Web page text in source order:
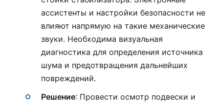
ассистенты и настройки безопасности не
влияют напрямую на такие механические
звуки. Необходима визуальная
диагностика для определения источника
шума и предотвращения дальнейших
повреждений.
Решение: Провести осмотр подвески и